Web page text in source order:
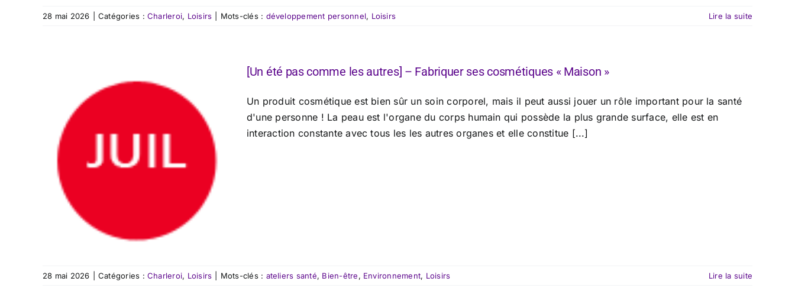
28 mai 2026 Catégories :Charleroi, Loisirs Mots-clés : développement personnel, Loisirs Lire la suite
[Un été pas comme les autres] – Fabriquer ses cosmétiques « Maison »
Un produit cosmétique est bien sûr un soin corporel, mais il peut aussi jouer un rôle important pour la santé
d'une personne ! La peau est l'organe du corps humain qui possède la plus grande surface, elle est en
interaction constante avec tous les les autres organes et elle constitue [...]
28 mai 2026 Catégories :Charleroi, Loisirs Mots-clés : ateliers santé, Bien-être, Environnement, Loisirs Lire la suite